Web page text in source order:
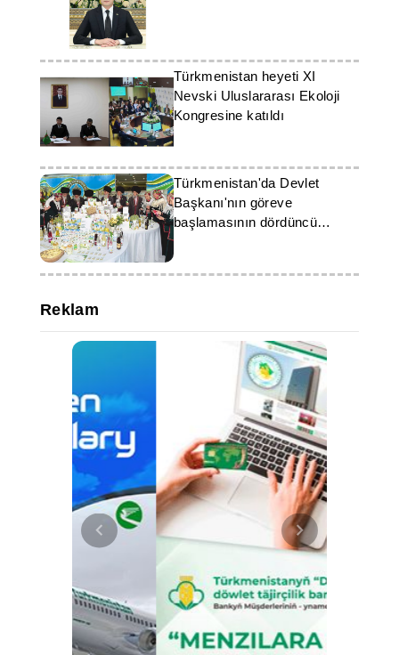
Türkmenistan heyeti XI
Nevski Uluslararası Ekoloji
Kongresine katıldı
Türkmenistan'da Devlet
Başkanı'nın göreve
başlamasının dördüncü
yıldönümü kutlanıyor
Reklam